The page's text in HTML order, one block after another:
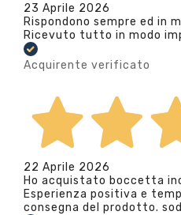
23 Aprile 2026
Rispondono sempre ed in
Ricevuto tutto in modo
Acquirente verificato
22 Aprile 2026
Ho acquistato boccetta
Esperienza positiva e
consegna del prodotto.